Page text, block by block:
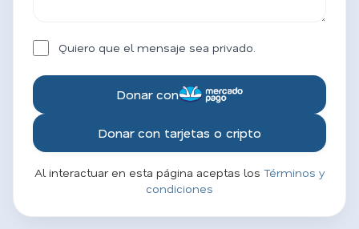
Quiero que el mensaje sea privado.
Donar con
Donar con tarjetas o cripto
Al interactuar en esta página aceptas los Términos y
condiciones